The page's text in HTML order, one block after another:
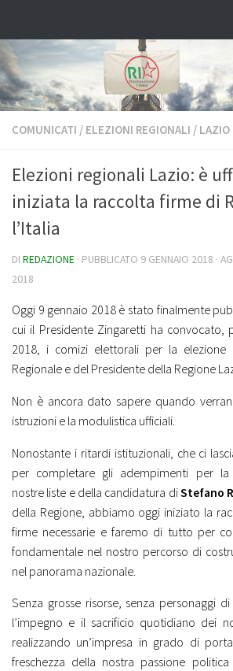
COMUNICATI / ELEZIONI REGIONALI /
Elezioni regionali Lazio: è
iniziata la raccolta firme di
l’Italia
DI REDAZIONE · PUBBLICATO 9 GENNAIO 2018 ·
2018
Oggi 9 gennaio 2018 è stato finalmente
cui il Presidente Zingaretti ha convocato,
2018, i comizi elettorali per la elezione
Regionale e del Presidente della Regione
Non è ancora dato sapere quando
istruzioni e la modulistica ufficiali.
Nonostante i ritardi istituzionali, che ci
per completare gli adempimenti per la
nostre liste e della candidatura diStefano
della Regione, abbiamo oggi iniziato la
firme necessarie e faremo di tutto per
fondamentale nel nostro percorso di
nel panorama nazionale.
Senza grosse risorse, senza personaggi
l’impegno e il sacrificio quotidiano dei
realizzando un’impresa in grado di
freschezza della nostra passione